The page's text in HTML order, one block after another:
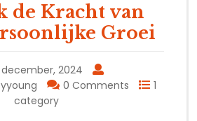
de Kracht van
Groei
2024
0 Comments
1
category